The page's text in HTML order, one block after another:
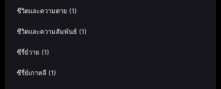
ชีวิตและความตาย (1)
ชีวิตและความสัมพันธ์ (1)
ซีรี่ย์วาย (1)
ซีรี่ย์เกาหลี (1)